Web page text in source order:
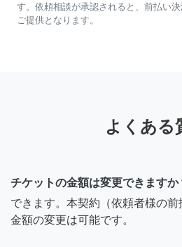
す。依頼相談が承認されると、前払い
ご提供となります。
よくある
チケットの金額は変更できますか
できます。本契約（依頼者様の前
金額の変更は可能です。